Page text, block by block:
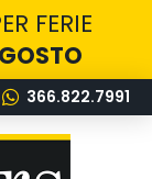
FERIE
366.822.7991